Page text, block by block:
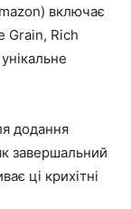
включає
Grain, Rich
додання
завершальний
ці крихітні